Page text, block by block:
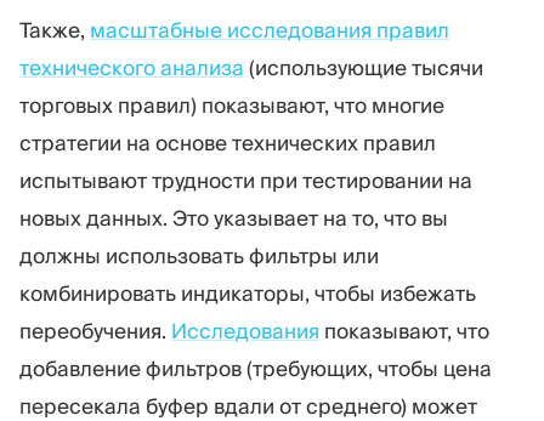
Также, масштабные исследования правил
технического анализа (использующие тысячи
торговых правил) показывают, что многие
стратегии на основе технических правил
испытывают трудности при тестировании на
новых данных. Это указывает на то, что вы
должны использовать фильтры или
комбинировать индикаторы, чтобы избежать
переобучения. Исследования показывают, что
добавление фильтров (требующих, чтобы цена
пересекала буфер вдали от среднего) может